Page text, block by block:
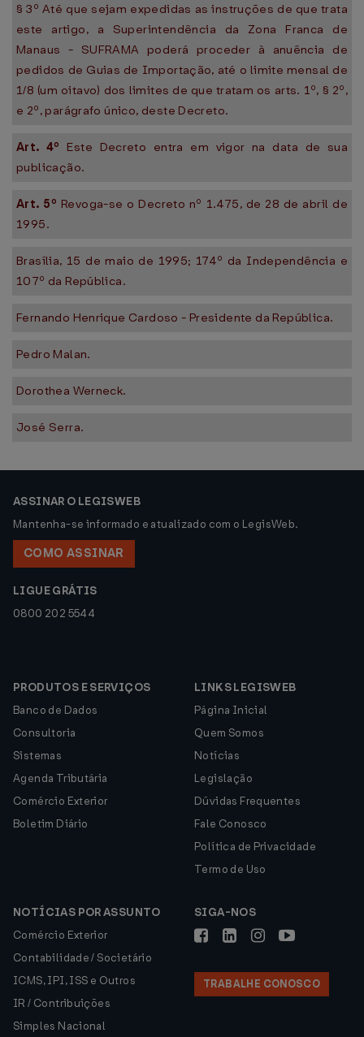
§ 3º Até que sejam expedidas as instruções de que trata
este artigo, a Superintendência da Zona Franca de
Manaus - SUFRAMA poderá proceder à anuência de
pedidos de Guias de Importação, até o limite mensal de
1/8 (um oitavo) dos limites de que tratam os arts. 1º, § 2º,
e 2º, parágrafo único, deste Decreto.
Art. 4º Este Decreto entra em vigor na data de sua
publicação.
Art. 5º Revoga-se o Decreto nº 1.475, de 28 de abril de
1995.
Brasília, 15 de maio de 1995; 174º da Independência e
107º da República.
Fernando Henrique Cardoso - Presidente da República.
Pedro Malan.
Dorothea Werneck.
José Serra.
ASSINAR O LEGISWEB
Mantenha-se informado e atualizado com o LegisWeb.
COMO ASSINAR
LIGUE GRÁTIS
0800 202 5544
PRODUTOS E SERVIÇOS
Banco de Dados
Consultoria
Sistemas
Agenda Tributária
Comércio Exterior
Boletim Diário
LINKS LEGISWEB
Página Inicial
Quem Somos
Notícias
Legislação
Dúvidas Frequentes
Fale Conosco
Política de Privacidade
Termo de Uso
NOTÍCIAS POR ASSUNTO
Comércio Exterior
Contabilidade / Societário
ICMS, IPI, ISS e Outros
IR / Contribuições
Simples Nacional
SIGA-NOS
TRABALHE CONOSCO